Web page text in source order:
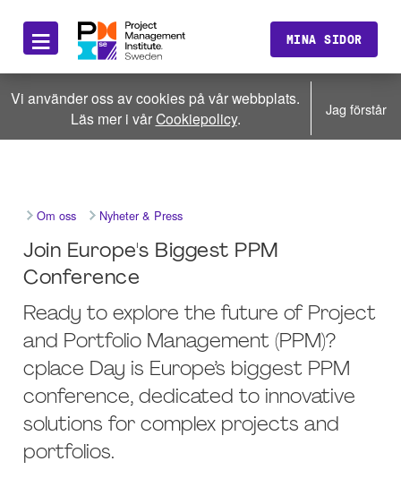
≡ MINA SIDOR
Vi använder oss av cookies på vår webbplats.
Läs mer i vårCookiepolicy. Jag förstår
Om oss Nyheter & Press
Join Europe's Biggest PPM
Conference
Ready to explore the future of Project
and Portfolio Management (PPM)?
cplace Day is Europe’s biggest PPM
conference, dedicated to innovative
solutions for complex projects and
portfolios.